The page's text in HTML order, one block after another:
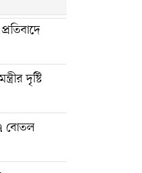
দৃষ্টি
বোতল